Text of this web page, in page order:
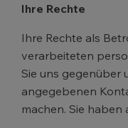
Ihre Rechte
Ihre Rechte als
verarbeiteten
Sie uns gegenüber
angegebenen
machen. Sie haben